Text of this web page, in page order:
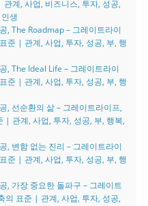
계, 사업, 비즈니스, 투자, 성공,
생
, The Roadmap – 그레이트라이
준 | 관계, 사업, 투자, 성공, 부, 행
, The Ideal Life – 그레이트라이
준 | 관계, 사업, 투자, 성공, 부, 행
, 선순환의 삶 – 그레이트라이프,
| 관계, 사업, 투자, 성공, 부, 행복,
, 변함 없는 진리 – 그레이트라이
준 | 관계, 사업, 투자, 성공, 부, 행
, 가장 중요한 돌파구 – 그레이트
의 표준 | 관계, 사업, 투자, 성공,